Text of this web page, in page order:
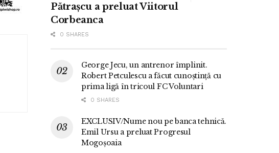
Pătrașcu a preluat Viitorul
Corbeanca
0 SHARES
George Jecu, un antrenor împlinit.
Robert Petculescu a făcut cunoștință cu
prima ligă în tricoul FC Voluntari
0 SHARES
EXCLUSIV/Nume nou pe banca tehnică.
Emil Ursu a preluat Progresul
Mogoșoaia